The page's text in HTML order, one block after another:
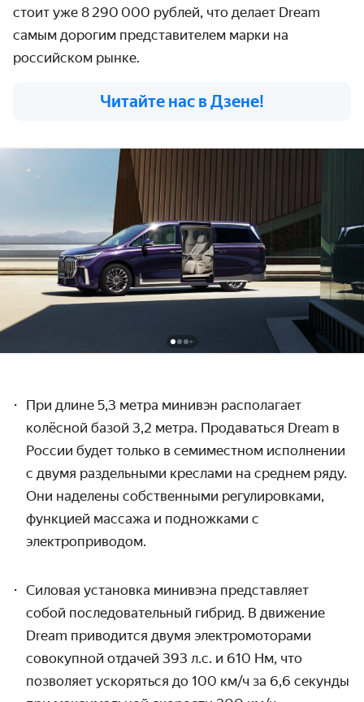
стоит уже 8 290 000 рублей, что делает Dream
самым дорогим представителем марки на
российском рынке.
Читайте нас в Дзене!
При длине 5,3 метра минивэн располагает
колёсной базой 3,2 метра. Продаваться Dream в
России будет только в семиместном исполнении
с двумя раздельными креслами на среднем ряду.
Они наделены собственными регулировками,
функцией массажа и подножками с
электроприводом.
Силовая установка минивэна представляет
собой последовательный гибрид. В движение
Dream приводится двумя электромоторами
совокупной отдачей 393 л.с. и 610 Нм, что
позволяет ускоряться до 100 км/ч за 6,6 секунды